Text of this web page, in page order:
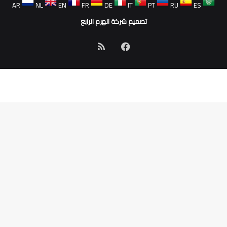
AR
NL EN FR DE IT PT RU
ES
تصميم شركة الهرم الرابع
فيسبوك
الموقع